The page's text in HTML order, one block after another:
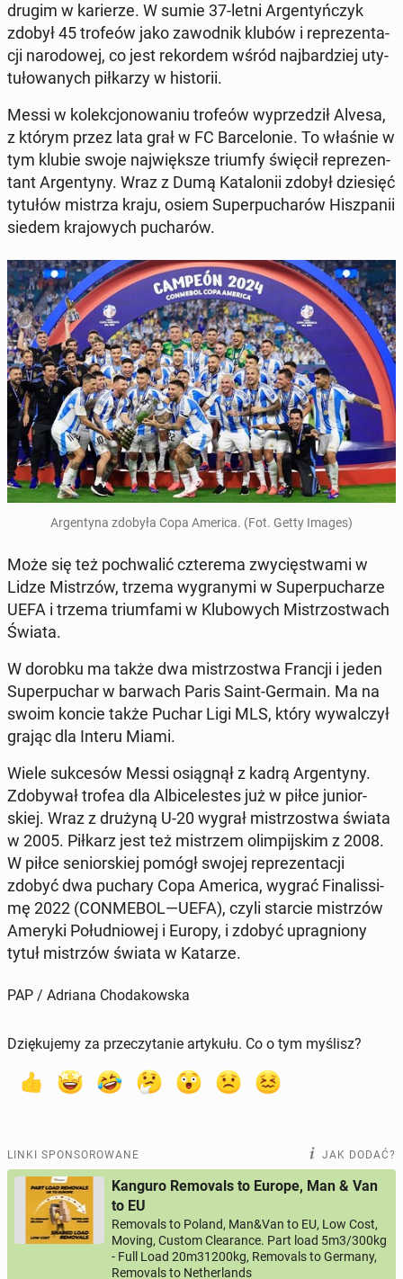
drugim w ka­rie­rze. W sumie 37-letni Ar­gen­tyń­czyk
zdobył 45 trofeów jako za­wod­nik klubów i re­pre­zen­ta­
cji na­ro­do­wej, co jest re­kor­dem wśród naj­bar­dziej uty­
tu­ło­wa­nych pił­ka­rzy w hi­sto­rii.
Messi w ko­lek­cjo­no­wa­niu trofeów wy­prze­dził Alvesa,
z którym przez lata grał w FC Bar­ce­lo­nie. To właśnie w
tym klubie swoje naj­więk­sze triumfy święcił re­pre­zen­
tant Ar­gen­ty­ny. Wraz z Dumą Ka­ta­lo­nii zdobył dzie­sięć
tytułów mistrza kraju, osiem Su­per­pu­cha­rów Hisz­pa­nii
siedem kra­jo­wych pu­cha­rów.
Ar­gen­ty­na zdobyła Copa America. (Fot. Getty Images)
Może się też po­chwa­lić czte­re­ma zwy­cię­stwa­mi w
Lidze Mi­strzów, trzema wy­gra­ny­mi w Su­per­pu­cha­rze
UEFA i trzema trium­fa­mi w Klu­bo­wych Mi­strzo­stwach
Świata.
W dorobku ma także dwa mi­strzo­stwa Francji i jeden
Su­per­pu­char w barwach Paris Saint-Germain. Ma na
swoim koncie także Puchar Ligi MLS, który wy­wal­czył
grając dla Interu Miami.
Wiele suk­ce­sów Messi osią­gnął z kadrą Ar­gen­ty­ny.
Zdo­by­wał trofea dla Al­bi­ce­le­stes już w piłce ju­nior­
skiej. Wraz z drużyną U-20 wygrał mi­strzo­stwa świata
w 2005. Piłkarz jest też mi­strzem olim­pij­skim z 2008.
W piłce se­nior­skiej pomógł swojej re­pre­zen­ta­cji
zdobyć dwa puchary Copa America, wygrać Fi­na­lis­si­
mę 2022 (CON­ME­BOL—UEFA), czyli starcie mi­strzów
Ameryki Po­łu­dnio­wej i Europy, i zdobyć upra­gnio­ny
tytuł mi­strzów świata w Katarze.
PAP / Adriana Chodakowska
Dziękujemy za przeczytanie artykułu. Co o tym myślisz?
LINKI SPONSOROWANE JAK DODAĆ?
Kanguro Removals to Europe, Man & Van
to EU
Removals to Poland, Man&Van to EU, Low Cost,
Moving, Custom Clearance. Part load 5m3/300kg
- Full Load 20m31200kg, Removals to Germany,
Removals to Netherlands